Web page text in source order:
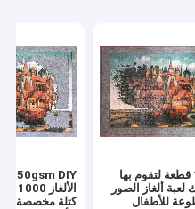
1000 قطعة لتقوم بها
لعبة ألغاز الصور
للأطفال
كتلة مخصصة